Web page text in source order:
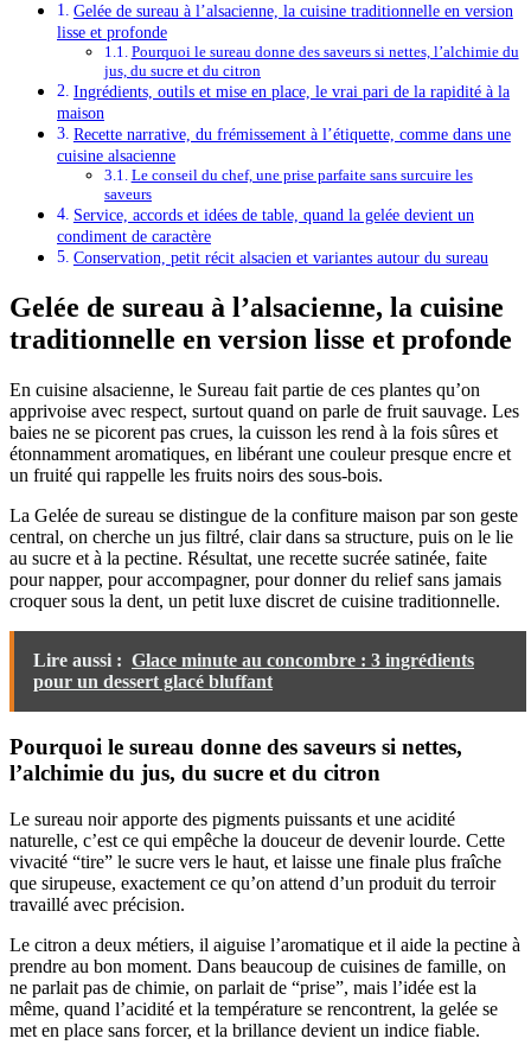
Gelée de sureau à l’alsacienne, la cuisine traditionnelle en version
lisse et profonde
Pourquoi le sureau donne des saveurs si nettes, l’alchimie du
jus, du sucre et du citron
Ingrédients, outils et mise en place, le vrai pari de la rapidité à la
maison
Recette narrative, du frémissement à l’étiquette, comme dans une
cuisine alsacienne
Le conseil du chef, une prise parfaite sans surcuire les
saveurs
Service, accords et idées de table, quand la gelée devient un
condiment de caractère
Conservation, petit récit alsacien et variantes autour du sureau
Gelée de sureau à l’alsacienne, la cuisine
traditionnelle en version lisse et profonde
En cuisine alsacienne, le Sureau fait partie de ces plantes qu’on
apprivoise avec respect, surtout quand on parle de fruit sauvage. Les
baies ne se picorent pas crues, la cuisson les rend à la fois sûres et
étonnamment aromatiques, en libérant une couleur presque encre et
un fruité qui rappelle les fruits noirs des sous-bois.
La Gelée de sureau se distingue de la confiture maison par son geste
central, on cherche un jus filtré, clair dans sa structure, puis on le lie
au sucre et à la pectine. Résultat, une recette sucrée satinée, faite
pour napper, pour accompagner, pour donner du relief sans jamais
croquer sous la dent, un petit luxe discret de cuisine traditionnelle.
Lire aussi : Glace minute au concombre : 3 ingrédients
pour un dessert glacé bluffant
Pourquoi le sureau donne des saveurs si nettes,
l’alchimie du jus, du sucre et du citron
Le sureau noir apporte des pigments puissants et une acidité
naturelle, c’est ce qui empêche la douceur de devenir lourde. Cette
vivacité “tire” le sucre vers le haut, et laisse une finale plus fraîche
que sirupeuse, exactement ce qu’on attend d’un produit du terroir
travaillé avec précision.
Le citron a deux métiers, il aiguise l’aromatique et il aide la pectine à
prendre au bon moment. Dans beaucoup de cuisines de famille, on
ne parlait pas de chimie, on parlait de “prise”, mais l’idée est la
même, quand l’acidité et la température se rencontrent, la gelée se
met en place sans forcer, et la brillance devient un indice fiable.